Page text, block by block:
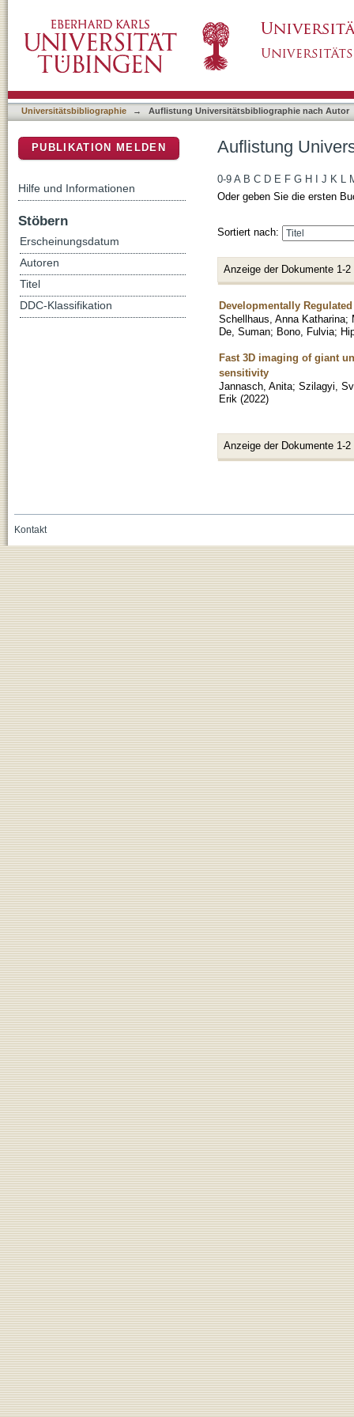
Universitätsbibliographie → Auflistung Universitätsbibliographie nach Autor
Auflistung
0-9 A B C D E F G H J K L
Oder geben Sie die ersten
Sortiert nach:
Anzeige der Dokumente 1-2
Developmentally
Schellhaus, Anna Katharina;
De, Suman; Bono, Fulvia;
Fast 3D imaging of giant
sensitivity
Jannasch, Anita; Szilagyi,
Erik (2022)
Anzeige der Dokumente 1-2
PUBLIKATION MELDEN
Hilfe und Informationen
Stöbern
Erscheinungsdatum
Autoren
Titel
DDC-Klassifikation
Kontakt